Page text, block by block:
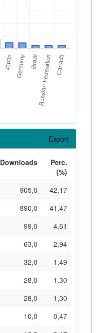
Export
Downloads
Perc.
(%)
905,0
42,17
890,0
41,47
99,0
4,61
63,0
2,94
32,0
1,49
28,0
1,30
28,0
1,30
10,0
0,47